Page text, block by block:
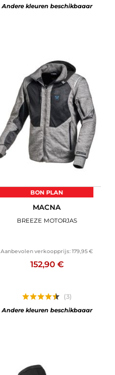
Andere kleuren beschikbaaar
BON PLAN
MACNA
BREEZE MOTORJAS
Aanbevolen verkoopprijs:179,95 €
152,90 €
(3)
Andere kleuren beschikbaaar